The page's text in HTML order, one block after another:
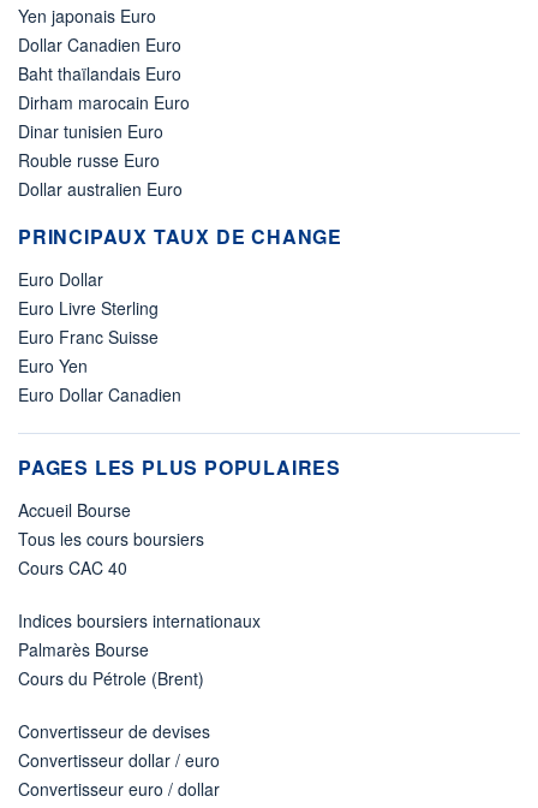
Yen japonais Euro
Dollar Canadien Euro
Baht thaïlandais Euro
Dirham marocain Euro
Dinar tunisien Euro
Rouble russe Euro
Dollar australien Euro
PRINCIPAUX TAUX DE CHANGE
Euro Dollar
Euro Livre Sterling
Euro Franc Suisse
Euro Yen
Euro Dollar Canadien
PAGES LES PLUS POPULAIRES
Accueil Bourse
Tous les cours boursiers
Cours CAC 40
Indices boursiers internationaux
Palmarès Bourse
Cours du Pétrole (Brent)
Convertisseur de devises
Convertisseur dollar / euro
Convertisseur euro / dollar